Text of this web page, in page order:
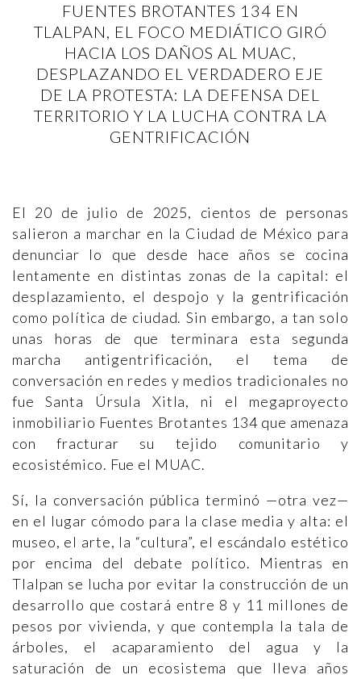
FUENTES BROTANTES 134 EN
TLALPAN, EL FOCO MEDIÁTICO GIRÓ
HACIA LOS DAÑOS AL MUAC,
DESPLAZANDO EL VERDADERO EJE
DE LA PROTESTA: LA DEFENSA DEL
TERRITORIO Y LA LUCHA CONTRA LA
GENTRIFICACIÓN
El 20 de julio de 2025, cientos de personas
salieron a marchar en la Ciudad de México para
denunciar lo que desde hace años se cocina
lentamente en distintas zonas de la capital: el
desplazamiento, el despojo y la gentrificación
como política de ciudad. Sin embargo, a tan solo
unas horas de que terminara esta segunda
marcha antigentrificación, el tema de
conversación en redes y medios tradicionales no
fue Santa Úrsula Xitla, ni el megaproyecto
inmobiliario Fuentes Brotantes 134 que amenaza
con fracturar su tejido comunitario y
ecosistémico. Fue el MUAC.
Sí, la conversación pública terminó —otra vez—
en el lugar cómodo para la clase media y alta: el
museo, el arte, la “cultura”, el escándalo estético
por encima del debate político. Mientras en
Tlalpan se lucha por evitar la construcción de un
desarrollo que costará entre 8 y 11 millones de
pesos por vivienda, y que contempla la tala de
árboles, el acaparamiento del agua y la
saturación de un ecosistema que lleva años